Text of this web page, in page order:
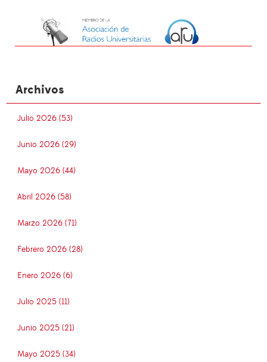
Archivos
Julio 2026 (53)
Junio 2026 (29)
Mayo 2026 (44)
Abril 2026 (58)
Marzo 2026 (71)
Febrero 2026 (28)
Enero 2026 (6)
Julio 2025 (11)
Junio 2025 (21)
Mayo 2025 (34)